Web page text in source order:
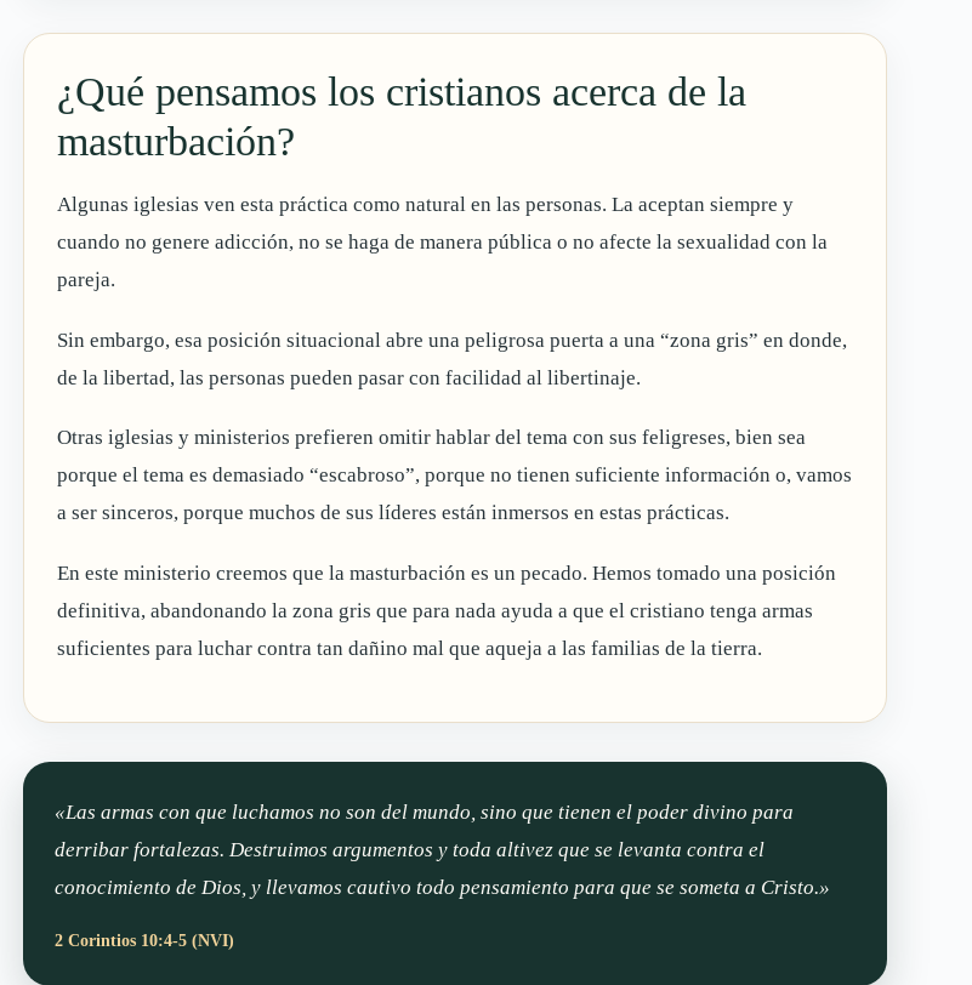
¿Qué pensamos los cristianos acerca de la
masturbación?
Algunas iglesias ven esta práctica como natural en las personas. La aceptan siempre y
cuando no genere adicción, no se haga de manera pública o no afecte la sexualidad con la
pareja.
Sin embargo, esa posición situacional abre una peligrosa puerta a una “zona gris” en donde,
de la libertad, las personas pueden pasar con facilidad al libertinaje.
Otras iglesias y ministerios prefieren omitir hablar del tema con sus feligreses, bien sea
porque el tema es demasiado “escabroso”, porque no tienen suficiente información o, vamos
a ser sinceros, porque muchos de sus líderes están inmersos en estas prácticas.
En este ministerio creemos que la masturbación es un pecado. Hemos tomado una posición
definitiva, abandonando la zona gris que para nada ayuda a que el cristiano tenga armas
suficientes para luchar contra tan dañino mal que aqueja a las familias de la tierra.
«Las armas con que luchamos no son del mundo, sino que tienen el poder divino para
derribar fortalezas. Destruimos argumentos y toda altivez que se levanta contra el
conocimiento de Dios, y llevamos cautivo todo pensamiento para que se someta a Cristo.»
2 Corintios 10:4-5 (NVI)